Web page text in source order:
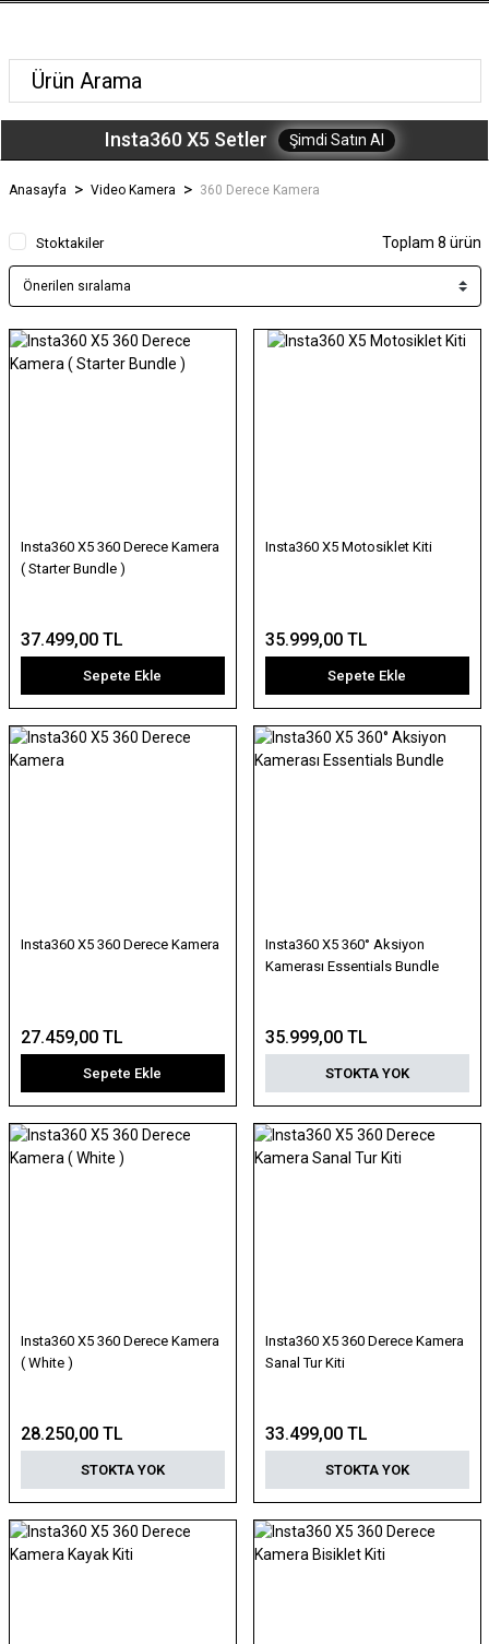
Insta360 X5 Setler Şimdi Satın Al
Anasayfa Video Kamera 360 Derece Kamera
Stoktakiler Toplam 8 ürün
Insta360 X5 360 Derece Kamera
( Starter Bundle )
37.499,00 TL
Sepete Ekle
Insta360 X5 Motosiklet Kiti
35.999,00 TL
Sepete Ekle
Insta360 X5 360 Derece Kamera
27.459,00 TL
Sepete Ekle
Insta360 X5 360° Aksiyon
Kamerası Essentials Bundle
35.999,00 TL
STOKTA YOK
Insta360 X5 360 Derece Kamera
( White )
28.250,00 TL
STOKTA YOK
Insta360 X5 360 Derece Kamera
Sanal Tur Kiti
33.499,00 TL
STOKTA YOK